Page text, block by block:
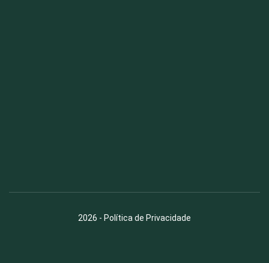
2026 - Política de Privacidade